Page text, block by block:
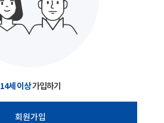
14세 이상가입하기
회원가입